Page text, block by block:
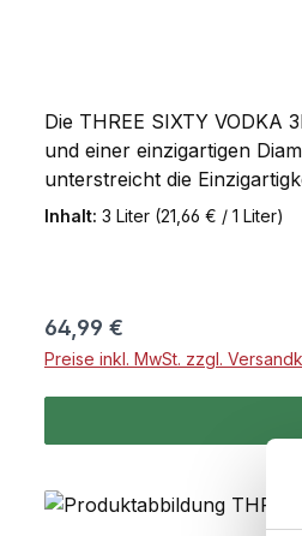
Die THREE SIXTY VODKA
und einer einzigartigen
unterstreicht die
für große Augen. Denken
Inhalt: 3 Liter (21,66 € / 1 Liter)
Regulärer Preis:
64,99 €
Preise inkl. MwSt. zzgl.